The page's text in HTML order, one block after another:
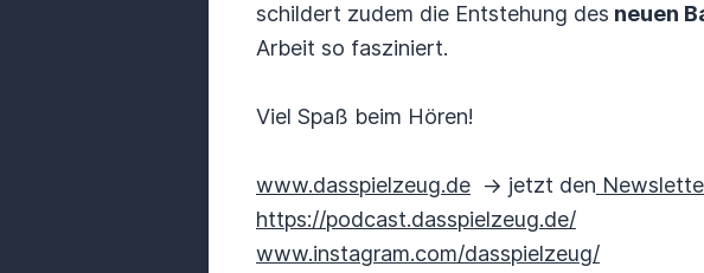
schildert zudem die Entstehung des neuen
Arbeit so fasziniert.
Viel Spaß beim Hören!
www.dasspielzeug.de -> jetzt den
https://podcast.dasspielzeug.de/
www.instagram.com/dasspielzeug/